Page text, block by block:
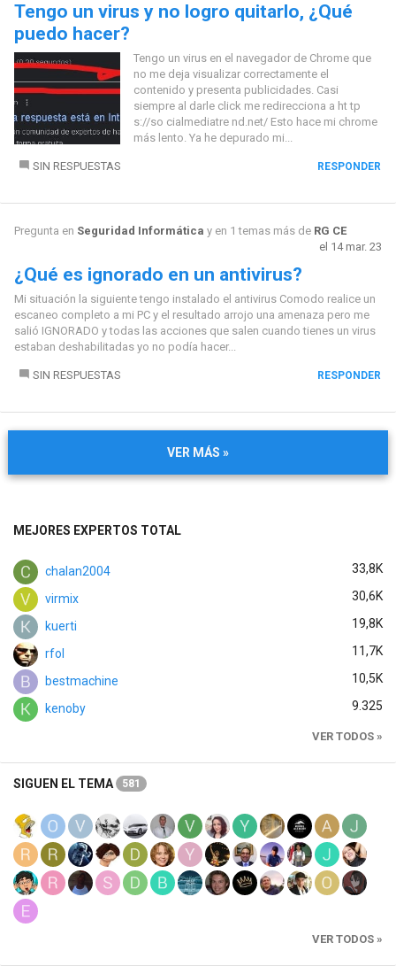
Tengo un virus y no logro quitarlo, ¿Qué
puedo hacer?
Tengo un virus en el navegador de Chrome que
no me deja visualizar correctamente el
contenido y presenta publicidades. Casi
siempre al darle click me redirecciona a ht tp
s://so cialmediatre nd.net/ Esto hace mi chrome
más lento. Ya he depurado mi...
SIN RESPUESTAS RESPONDER
Pregunta en Seguridad Informática y en 1 temas más de RG CE
el 14 mar. 23
¿Qué es ignorado en un antivirus?
Mi situación la siguiente tengo instalado el antivirus Comodo realice un
escaneo completo a mi PC y el resultado arrojo una amenaza pero me
salió IGNORADO y todas las acciones que salen cuando tienes un virus
estaban deshabilitadas yo no podía hacer...
SIN RESPUESTAS RESPONDER
VER MÁS »
MEJORES EXPERTOS TOTAL
chalan2004 33,8K
virmix 30,6K
kuerti 19,8K
rfol 11,7K
bestmachine 10,5K
kenoby 9.325
VER TODOS »
SIGUEN EL TEMA 581
VER TODOS »